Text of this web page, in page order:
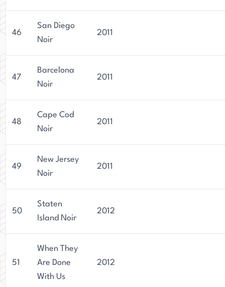
46
San Diego
Noir
2011
47
Barcelona
Noir
2011
48
Cape Cod
Noir
2011
49
New Jersey
Noir
2011
50
Staten
Island Noir
2012
51
When They
Are Done
With Us
2012